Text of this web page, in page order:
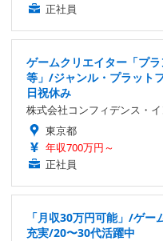
正社員
ゲームクリエイター「プ
等」/ジャンル・プラット
日祝休み
株式会社コンフィデンス・
東京都
年収700万円～
正社員
「月収30万円可能」/ゲ
充実/20〜30代活躍中